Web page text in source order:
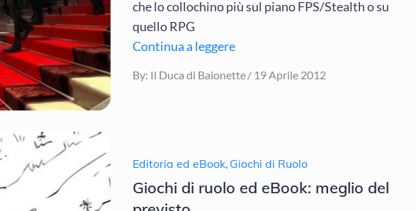
che lo collochino più sul piano FPS/Stealth o su
quello RPG
Continua a leggere
By: Il Duca di Baionette
Posted
19 Aprile 2012
Editoria ed eBook, Giochi di Ruolo
Giochi di ruolo ed eBook: meglio del